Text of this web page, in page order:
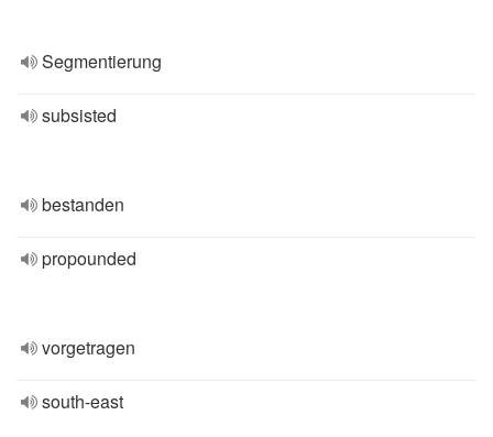
Segmentierung
subsisted
bestanden
propounded
vorgetragen
south-east